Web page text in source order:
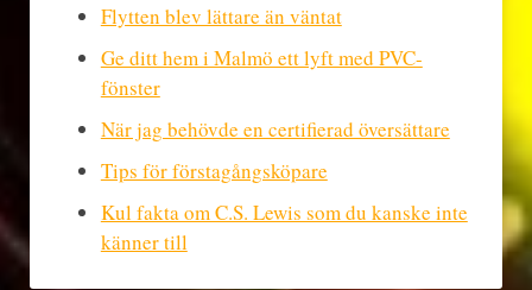
Flytten blev lättare än väntat
Ge ditt hem i Malmö ett lyft med PVC-
fönster
När jag behövde en certifierad översättare
Tips för förstagångsköpare
Kul fakta om C.S. Lewis som du kanske inte
känner till